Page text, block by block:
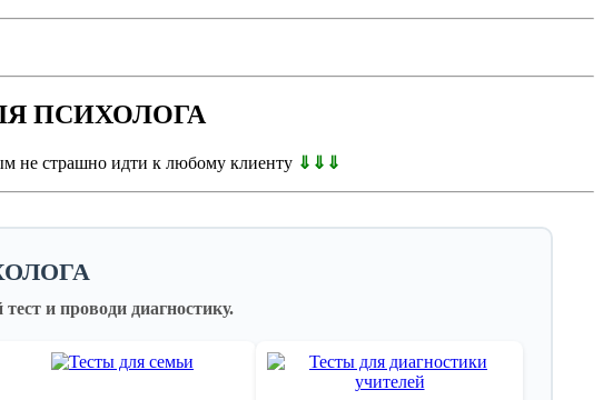
ПСИХОЛОГА
не страшно идти к любому клиенту ⇓⇓⇓
и проводи диагностику.